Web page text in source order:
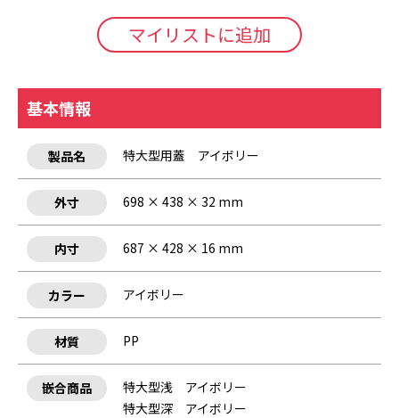
マイリストに追加
基本情報
製品名 特大型用蓋 アイボリー
外寸 698 × 438 × 32 mm
内寸 687 × 428 × 16 mm
カラー アイボリー
材質 PP
嵌合商品
特大型浅 アイボリー
特大型深 アイボリー